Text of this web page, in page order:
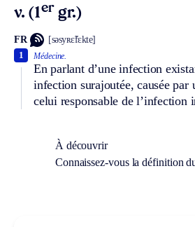
v. (1er gr.)
FR [səsyʀɛ̃fɛkte]
Médecine.
En parlant d’une infection
infection surajoutée, causée
celui responsable de l’infection
1
À découvrir
Connaissez-vous la définition